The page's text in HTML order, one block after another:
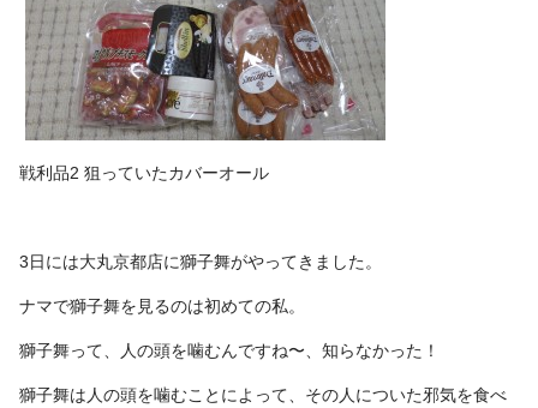
戦利品2 狙っていたカバーオール
3日には大丸京都店に獅子舞がやってきました。
ナマで獅子舞を見るのは初めての私。
獅子舞って、人の頭を噛むんですね〜、知らなかった！
獅子舞は人の頭を噛むことによって、その人についた邪気を食べ